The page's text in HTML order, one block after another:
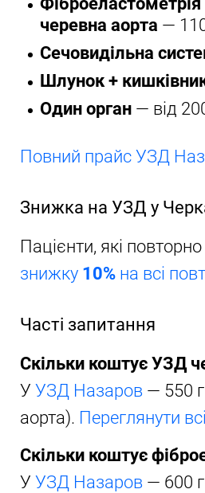
черевна аорта —
Сечовидільна
Шлунок +
Один орган — від
Повний прайс УЗД
Знижка на УЗД у
Пацієнти, які
знижку 10% на всі
Часті запитання
Скільки коштує УЗД
У УЗД Назаров — 550
аорта). Переглянути
Скільки коштує
У УЗД Назаров — 600